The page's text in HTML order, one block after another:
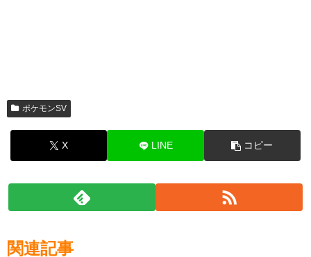
ポケモンSV
X LINE コピー
関連記事